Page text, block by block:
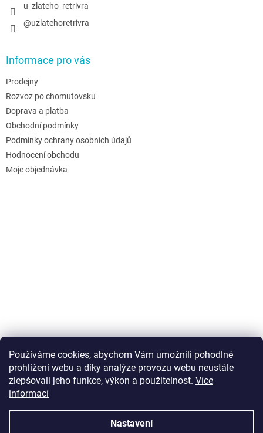
Používáme cookies, abychom Vám umožnili pohodlné
prohlížení webu a díky analýze provozu webu neustále
zlepšovali jeho funkce, výkon a použitelnost. Více
informací
Nastavení
u_zlateho_retrivra
@uzlatehoretrivra
Informace pro vás
Prodejny
Rozvoz po chomutovsku
Doprava a platba
Obchodní podmínky
Podmínky ochrany osobních údajů
Hodnocení obchodu
Moje objednávka